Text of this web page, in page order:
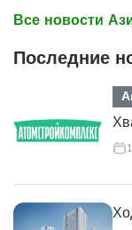
Все новости
Последние